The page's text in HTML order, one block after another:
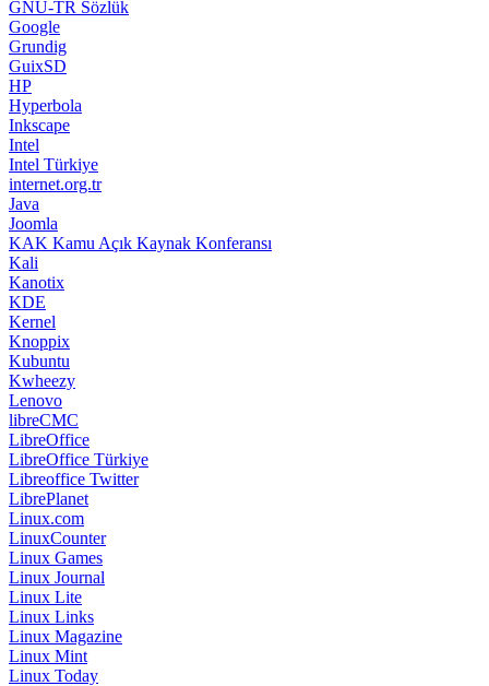
GNU-TR Sözlük
Google
Grundig
GuixSD
HP
Hyperbola
Inkscape
Intel
Intel Türkiye
internet.org.tr
Java
Joomla
KAK Kamu Açık Kaynak Konferansı
Kali
Kanotix
KDE
Kernel
Knoppix
Kubuntu
Kwheezy
Lenovo
libreCMC
LibreOffice
LibreOffice Türkiye
Libreoffice Twitter
LibrePlanet
Linux.com
LinuxCounter
Linux Games
Linux Journal
Linux Lite
Linux Links
Linux Magazine
Linux Mint
Linux Today